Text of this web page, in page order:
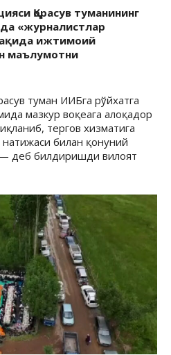
Қорасув туманининг
«журналистлар
ижтимоий
маълумотни
туман ИИБга рўйхатга
мазкур воқеага алоқадор
тергов хизматига
билан қонуний
деб билдиришди вилоят